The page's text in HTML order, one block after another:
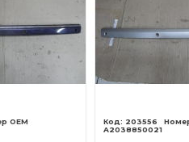
203556
A2038850021